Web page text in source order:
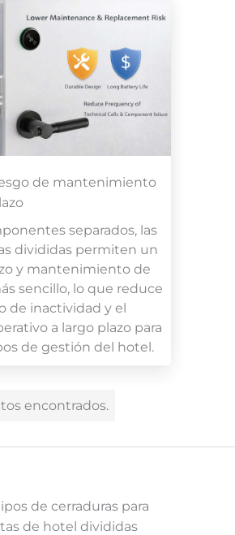
de mantenimiento
separados, las
divididas permiten un
y mantenimiento de
sencillo, lo que reduce
de inactividad y el
a largo plazo para
de gestión del hotel.
encontrados.
de cerraduras para
de hotel divididas